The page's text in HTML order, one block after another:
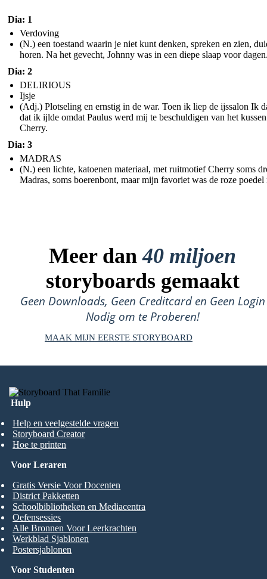
Dia: 1
Verdoving
(N.) een toestand waarin je niet kunt denken, spreken en zien,
horen. Na het gevecht, Johnny was in een diepe slaap voor
Dia: 2
DELIRIOUS
Ijsje
(Adj.) Plotseling en ernstig in de war. Toen ik liep de ijssalon Ik
dat ik ijlde omdat Paulus werd mij te beschuldigen van het
Cherry.
Dia: 3
MADRAS
(N.) een lichte, katoenen materiaal, met ruitmotief Cherry soms
Madras, soms boerenbont, maar mijn favoriet was de roze poedel
Meer dan40 miljoen
storyboards gemaakt
Geen Downloads, Geen Creditcard en Geen Login
Nodig om te Proberen!
MAAK MIJN EERSTE STORYBOARD
Hulp
Help en veelgestelde vragen
Storyboard Creator
Hoe te printen
Voor Studenten
Voor Leraren
Gratis Versie Voor Docenten
District Pakketten
Schoolbibliotheken en Mediacentra
Oefensessies
Alle Bronnen Voor Leerkrachten
Werkblad Sjablonen
Postersjablonen